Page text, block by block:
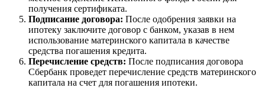
получения сертификата.
Подписание договора: После одобрения заявки на
ипотеку заключите договор с банком, указав в нем
использование материнского капитала в качестве
средства погашения кредита.
Перечисление средств: После подписания договора
Сбербанк проведет перечисление средств материнского
капитала на счет для погашения ипотеки.